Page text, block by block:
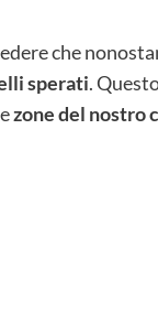
che
sperati.
zone del nostro